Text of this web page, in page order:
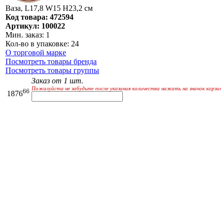
Ваза, L17,8 W15 H23,2 см
Код товара: 472594
Артикул: 100022
Мин. заказ: 1
Кол-во в упаковке: 24
О торговой марке
Посмотреть товары бренда
Посмотреть товары группы
187666
Заказ от 1 шт.
Пожалуйста не забудьте после указания количества нажать на значок